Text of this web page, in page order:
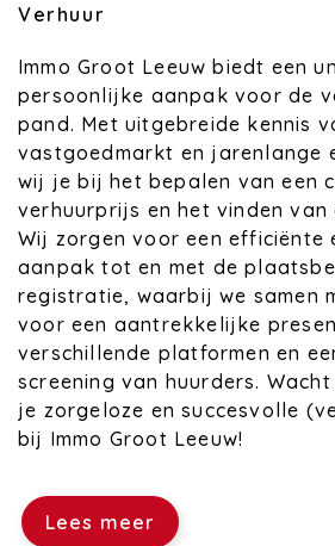
Verhuur
Immo Groot Leeuw biedt een
persoonlijke aanpak voor de
pand. Met uitgebreide kennis
vastgoedmarkt en jarenlange
wij je bij het bepalen van een
verhuurprijs en het vinden van
Wij zorgen voor een efficiënte
aanpak tot en met de
registratie, waarbij we samen
voor een aantrekkelijke
verschillende platformen en
screening van huurders.
je zorgeloze en succesvolle
bij Immo Groot Leeuw!
Lees meer